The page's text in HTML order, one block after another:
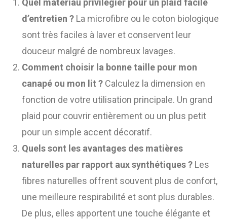
Quel matériau privilégier pour un plaid facile
d’entretien ? La microfibre ou le coton biologique
sont très faciles à laver et conservent leur
douceur malgré de nombreux lavages.
Comment choisir la bonne taille pour mon
canapé ou mon lit ? Calculez la dimension en
fonction de votre utilisation principale. Un grand
plaid pour couvrir entièrement ou un plus petit
pour un simple accent décoratif.
Quels sont les avantages des matières
naturelles par rapport aux synthétiques ? Les
fibres naturelles offrent souvent plus de confort,
une meilleure respirabilité et sont plus durables.
De plus, elles apportent une touche élégante et